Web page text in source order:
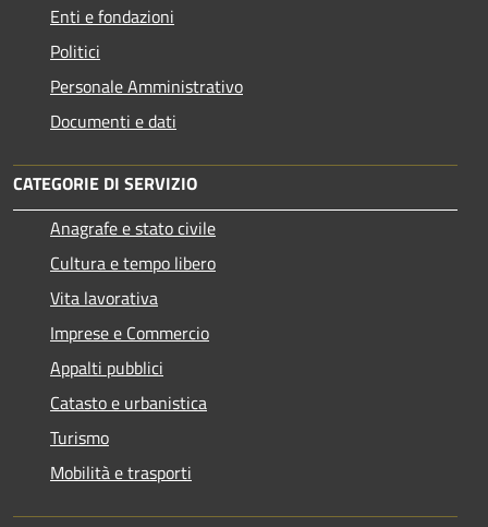
Enti e fondazioni
Politici
Personale Amministrativo
Documenti e dati
CATEGORIE DI SERVIZIO
Anagrafe e stato civile
Cultura e tempo libero
Vita lavorativa
Imprese e Commercio
Appalti pubblici
Catasto e urbanistica
Turismo
Mobilità e trasporti